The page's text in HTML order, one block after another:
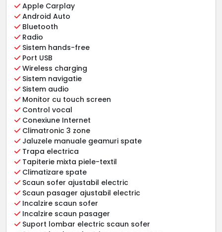
Apple Carplay
Android Auto
Bluetooth
Radio
Sistem hands-free
Port USB
Wireless charging
Sistem navigatie
Sistem audio
Monitor cu touch screen
Control vocal
Conexiune Internet
Climatronic 3 zone
Jaluzele manuale geamuri spate
Trapa electrica
Tapiterie mixta piele-textil
Climatizare spate
Scaun sofer ajustabil electric
Scaun pasager ajustabil electric
Incalzire scaun sofer
Incalzire scaun pasager
Suport lombar electric scaun sofer